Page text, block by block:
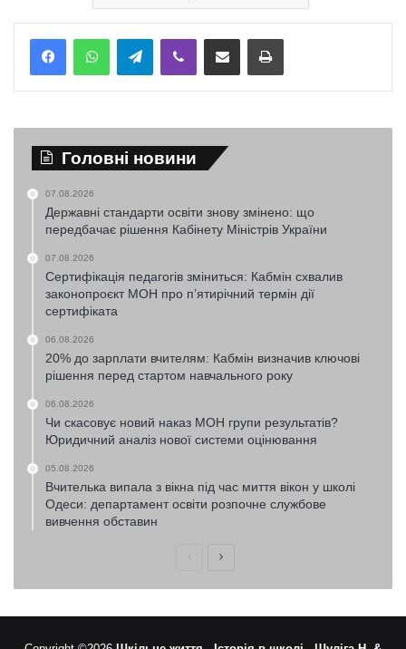
TelegramViber Надіслати електронною поштоюНадрукувати
Головні новини
07.08.2026
Державні стандарти освіти знову змінено: що
передбачає рішення Кабінету Міністрів України
07.08.2026
Сертифікація педагогів зміниться: Кабмін схвалив
законопроєкт МОН про п’ятирічний термін дії
сертифіката
06.08.2026
20% до зарплати вчителям: Кабмін визначив ключові
рішення перед стартом навчального року
06.08.2026
Чи скасовує новий наказ МОН групи результатів?
Юридичний аналіз нової системи оцінювання
05.08.2026
Вчителька випала з вікна під час миття вікон у школі
Одеси: департамент освіти розпочне службове
вивчення обставин
ПопередняНаступна